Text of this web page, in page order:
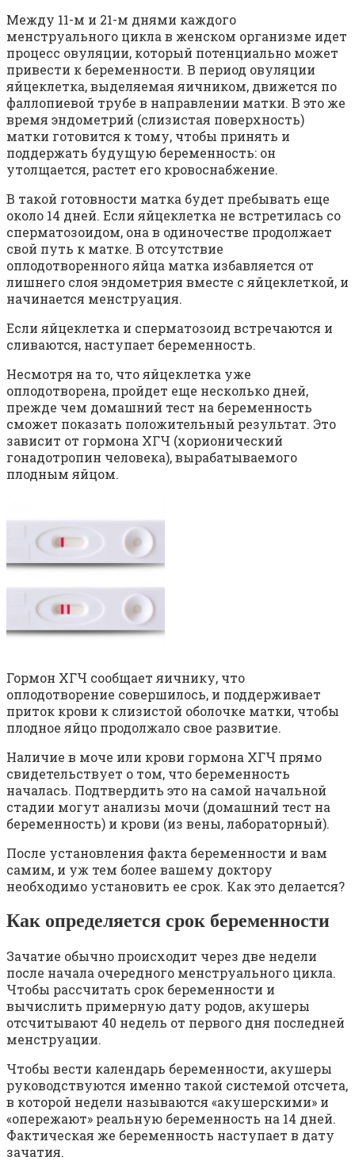
Между 11-м и 21-м днями каждого
менструального цикла в женском организме идет
процесс овуляции, который потенциально может
привести к беременности. В период овуляции
яйцеклетка, выделяемая яичником, движется по
фаллопиевой трубе в направлении матки. В это же
время эндометрий (слизистая поверхность)
матки готовится к тому, чтобы принять и
поддержать будущую беременность: он
утолщается, растет его кровоснабжение.
В такой готовности матка будет пребывать еще
около 14 дней. Если яйцеклетка не встретилась со
сперматозоидом, она в одиночестве продолжает
свой путь к матке. В отсутствие
оплодотворенного яйца матка избавляется от
лишнего слоя эндометрия вместе с яйцеклеткой, и
начинается менструация.
Если яйцеклетка и сперматозоид встречаются и
сливаются, наступает беременность.
Несмотря на то, что яйцеклетка уже
оплодотворена, пройдет еще несколько дней,
прежде чем домашний тест на беременность
сможет показать положительный результат. Это
зависит от гормона ХГЧ (хорионический
гонадотропин человека), вырабатываемого
плодным яйцом.
Гормон ХГЧ сообщает яичнику, что
оплодотворение совершилось, и поддерживает
приток крови к слизистой оболочке матки, чтобы
плодное яйцо продолжало свое развитие.
Наличие в моче или крови гормона ХГЧ прямо
свидетельствует о том, что беременность
началась. Подтвердить это на самой начальной
стадии могут анализы мочи (домашний тест на
беременность) и крови (из вены, лабораторный).
После установления факта беременности и вам
самим, и уж тем более вашему доктору
необходимо установить ее срок. Как это делается?
Как определяется срок беременности
Зачатие обычно происходит через две недели
после начала очередного менструального цикла.
Чтобы рассчитать срок беременности и
вычислить примерную дату родов, акушеры
отсчитывают 40 недель от первого дня последней
менструации.
Чтобы вести календарь беременности, акушеры
руководствуются именно такой системой отсчета,
в которой недели называются «акушерскими» и
«опережают» реальную беременность на 14 дней.
Фактическая же беременность наступает в дату
зачатия.